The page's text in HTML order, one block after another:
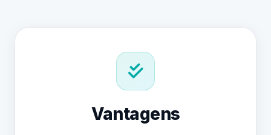
Vantagens